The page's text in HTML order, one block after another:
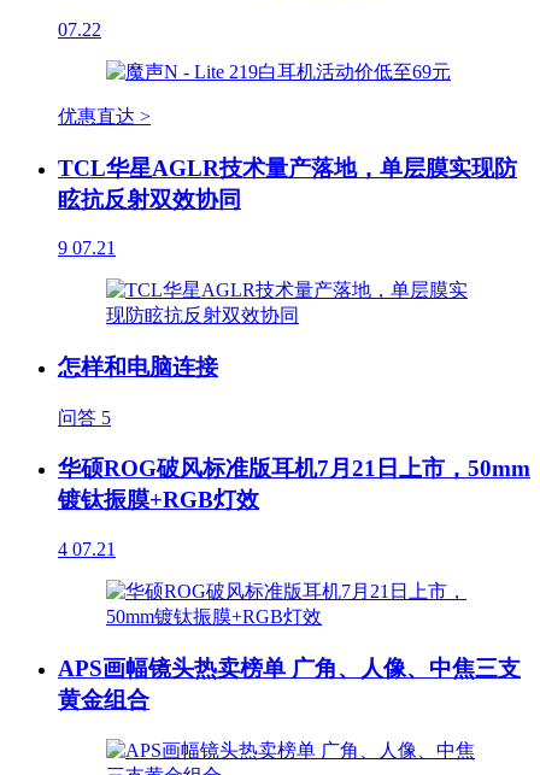
07.22
优惠直达 >
TCL华星AGLR技术量产落地，单层膜实现防
眩抗反射双效协同
9 07.21
怎样和电脑连接
问答 5
华硕ROG破风标准版耳机7月21日上市，50mm
镀钛振膜+RGB灯效
4 07.21
APS画幅镜头热卖榜单 广角、人像、中焦三支
黄金组合